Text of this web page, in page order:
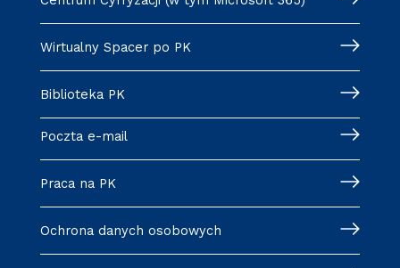
Centrum Cyfryzacji (w tym Microsoft 365)
Wirtualny Spacer po PK
Biblioteka PK
Poczta e-mail
Praca na PK
Ochrona danych osobowych